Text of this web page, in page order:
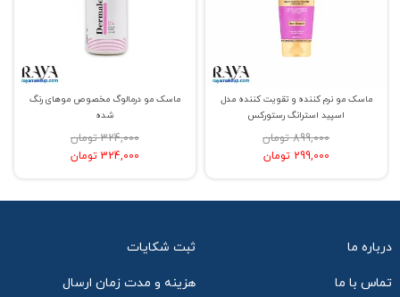
ماسک مو درمالوگ مخصوص موهای رنگ
شده
324,000 تومان
324,000 تومان
ماسک مو نرم کننده و تقویت کننده مدل
اسپید استرانگ رستورکس
899,000 تومان
299,000 تومان
درباره ما ثبت شکایات
تماس با ما هزینه و مدت زمان ارسال